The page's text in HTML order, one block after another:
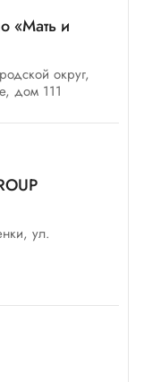
«Мать и
округ,
дом 111
ул.